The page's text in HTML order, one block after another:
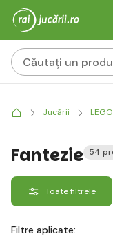
Jucării LEGO
Fantezie 54
Toate filtrele
Filtre aplicate: